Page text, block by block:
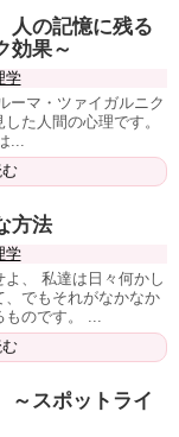
人の記憶に残る
効果～
学
ーマ・ツァイガルニク
た人間の心理です。
...
方法
学
、 私達は日々何かし
、でもそれがなかなか
ものです。 ...
スポットライ